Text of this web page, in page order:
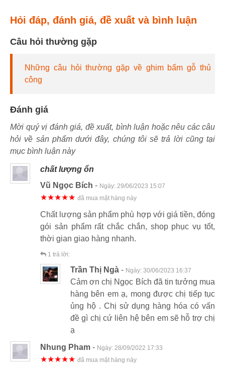
Hỏi đáp, đánh giá, đề xuất và bình luận
Câu hỏi thường gặp
Những câu hỏi thường gặp về ghim bấm gỗ thủ
công
Đánh giá
Mời quý vị đánh giá, đề xuất, bình luận hoặc nêu các câu
hỏi về sản phẩm dưới đây, chúng tôi sẽ trả lời cũng tại
mục bình luận này
chất lượng ổn
Vũ Ngọc Bích - Ngày: 29/06/2023 15:07
★★★★★ đã mua mặt hàng này
Chất lượng sản phẩm phù hợp với giá tiền, đóng
gói sản phẩm rất chắc chắn, shop phục vụ tốt,
thời gian giao hàng nhanh.
1 trả lời:
Trần Thị Ngà - Ngày: 30/06/2023 16:37
Cảm ơn chị Ngọc Bích đã tin tưởng mua
hàng bên em ạ, mong được chị tiếp tục
ủng hộ . Chị sử dụng hàng hóa có vấn
đề gì chị cứ liên hệ bên em sẽ hỗ trợ chị
ạ
Nhung Pham - Ngày: 28/09/2022 17:33
★★★★★ đã mua mặt hàng này